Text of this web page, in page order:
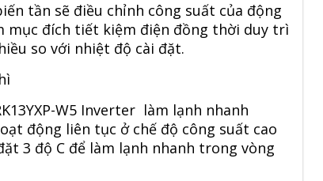
tần sẽ điều chỉnh công suất của động
mục đích tiết kiệm điện đồng thời duy trì
so với nhiệt độ cài đặt.
W5 Inverter làm lạnh nhanh
động liên tục ở chế độ công suất cao
3 độ C để làm lạnh nhanh trong vòng